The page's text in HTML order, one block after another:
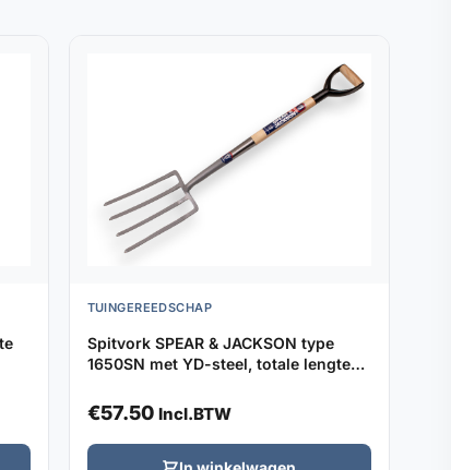
TUINGEREEDSCHAP
Spitvork SPEAR & JACKSON type
1650SN met YD-steel, totale lengte
€57.50 Incl.BTW